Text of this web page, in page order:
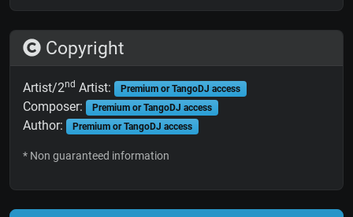
Copyright
Artist/2nd Artist: Premium or TangoDJ access
Composer: Premium or TangoDJ access
Author: Premium or TangoDJ access
* Non guaranteed information